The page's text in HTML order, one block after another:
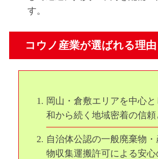
す。
コウノ産業が選ばれる理由
岡山・倉敷エリアを中心
和から続く地域密着の信
自治体公認の一般廃棄物
物収集運搬許可による安